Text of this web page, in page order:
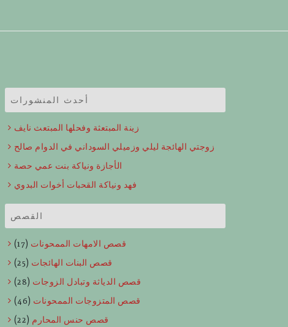
أحدث المنشورات
زينة المبتعثة وفحلها المبتعث نايف
زوجتي الهائجة ليلي وزميلي السوداني في الدوام صالح
الأجازة ونياكة بنت عمي حصة
فهد ونياكة القحبات أخوات البدوي
القصص
قصص الامهات الممحونات (17)
قصص البنات الهائجات (25)
قصص الدياثة وتبادل الزوجات (28)
قصص المتزوجات الممحونات (46)
قصص حنس المحارم (22)